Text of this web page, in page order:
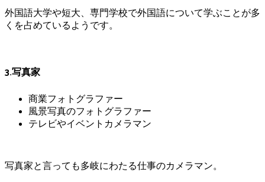
外国語大学や短大、専門学校で外国語について学ぶことが多
くを占めているようです。
3.写真家
商業フォトグラファー
風景写真のフォトグラファー
テレビやイベントカメラマン
写真家と言っても多岐にわたる仕事のカメラマン。